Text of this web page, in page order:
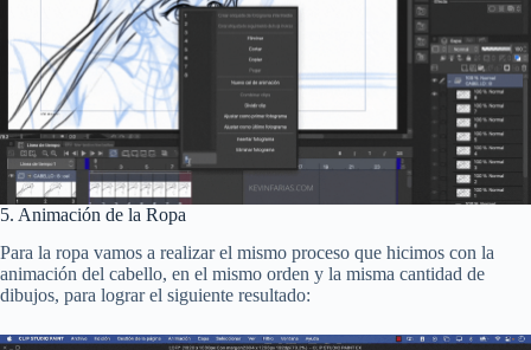
5. Animación de la Ropa
Para la ropa vamos a realizar el mismo proceso que hicimos con la
animación del cabello, en el mismo orden y la misma cantidad de
dibujos, para lograr el siguiente resultado: